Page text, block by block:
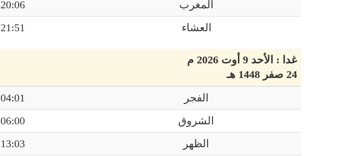
المغرب
20:06
العشاء
21:51
غدا : الأحد 9 أوت 2026 م
24 صفر 1448 هـ
الفجر
04:01
الشروق
06:00
الظهر
13:03